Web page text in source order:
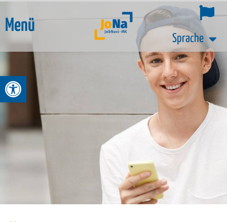
Werkzeugleiste öffnen
Menü
Sprache